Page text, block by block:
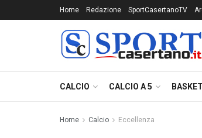
Home Redazione SportCasertanoTV
CALCIO CALCIO A 5 BASKET
Home Calcio Eccellenza